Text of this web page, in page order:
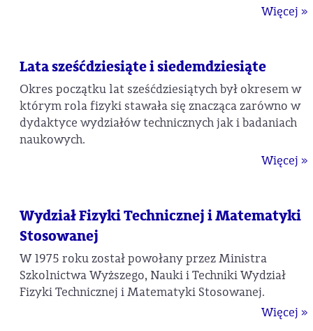
Więcej »
Lata sześćdziesiąte i siedemdziesiąte
Okres początku lat sześćdziesiątych był okresem w
którym rola fizyki stawała się znacząca zarówno w
dydaktyce wydziałów technicznych jak i badaniach
naukowych.
Więcej »
Wydział Fizyki Technicznej i Matematyki
Stosowanej
W 1975 roku został powołany przez Ministra
Szkolnictwa Wyższego, Nauki i Techniki Wydział
Fizyki Technicznej i Matematyki Stosowanej.
Więcej »